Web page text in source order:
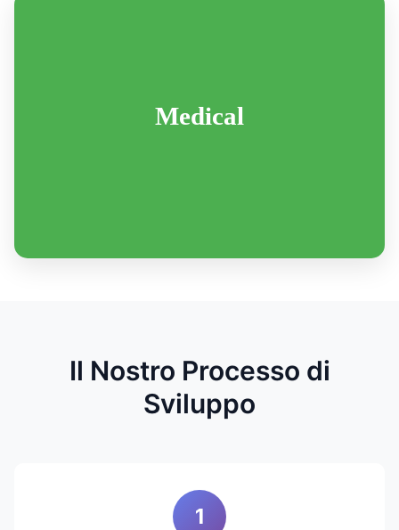
Il Nostro Processo di
Sviluppo
1